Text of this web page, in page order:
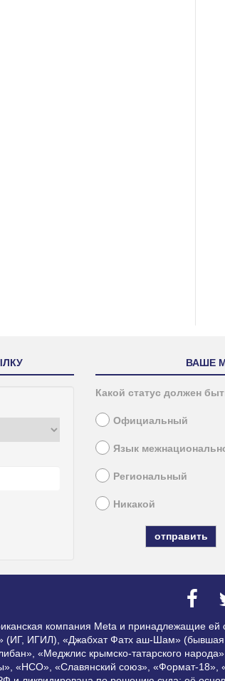
ВАШЕ
Какой статус должен
Официальный
Язык
Региональный
Никакой
компания Meta и принадлежащие ей
(ИГ, ИГИЛ), «Джабхат Фатх аш-Шам»
«Меджлис крымско-татарского
«НСО», «Славянский союз», «Формат-18»,